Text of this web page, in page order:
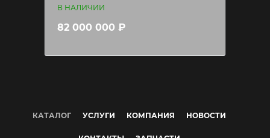
В НАЛИЧИИ
82 000 000 ₽
КАТАЛОГ УСЛУГИ КОМПАНИЯ НОВОСТИ